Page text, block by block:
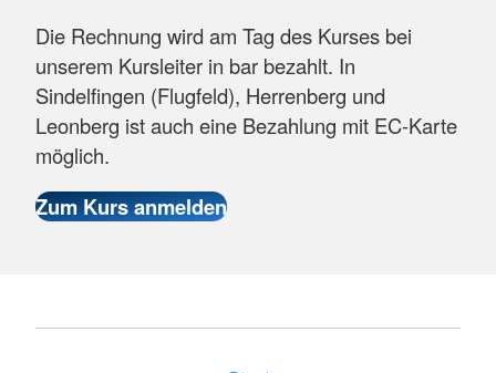
Die Rechnung wird am Tag des Kurses bei
unserem Kursleiter in bar bezahlt. In
Sindelfingen (Flugfeld), Herrenberg und
Leonberg ist auch eine Bezahlung mit EC-Karte
möglich.